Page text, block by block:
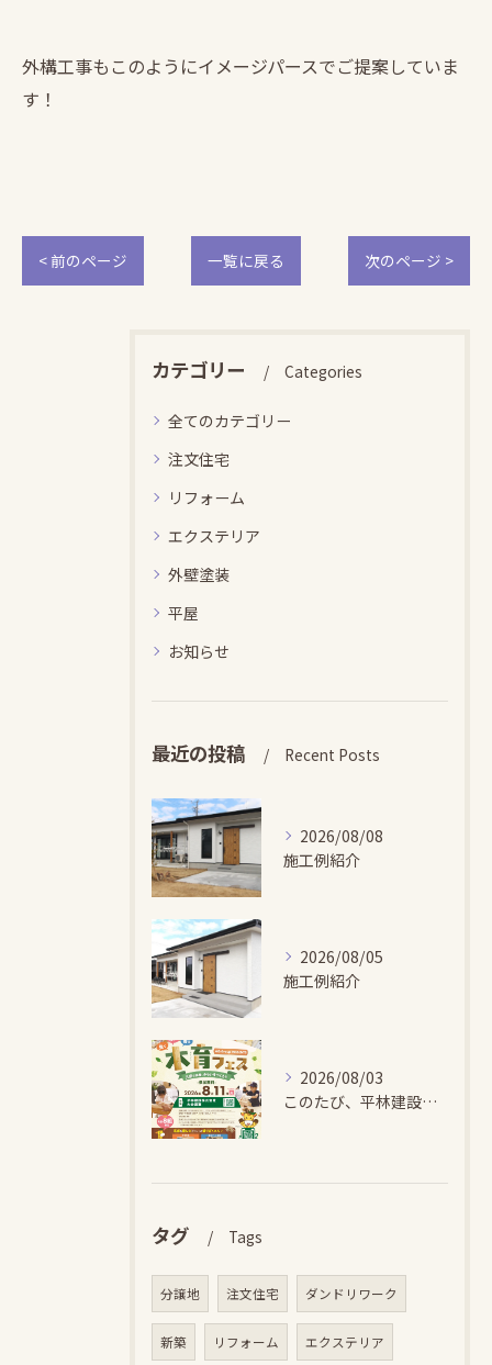
外構工事もこのようにイメージパースでご提案していま
す！
< 前のページ 一覧に戻る 次のページ >
カテゴリー Categories
全てのカテゴリー
注文住宅
リフォーム
エクステリア
外壁塗装
平屋
お知らせ
最近の投稿 Recent Posts
2026/08/08
施工例紹介
2026/08/05
施工例紹介
2026/08/03
このたび、平林建設では、お子さまが木とふれあい・木について学...
タグ Tags
分譲地 注文住宅 ダンドリワーク
新築 リフォーム エクステリア